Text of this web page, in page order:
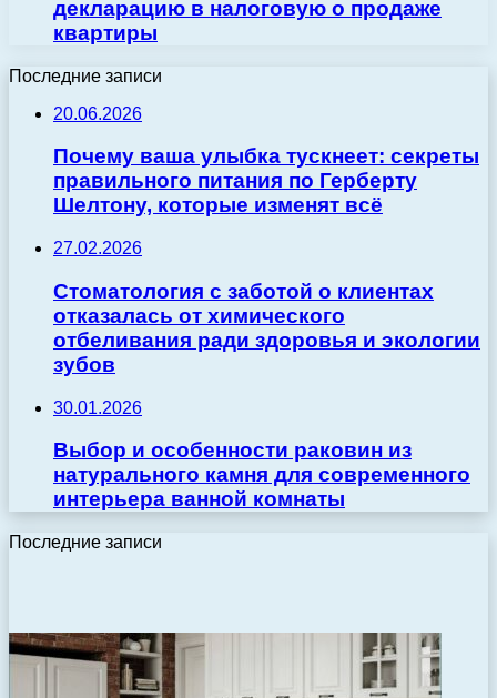
декларацию в налоговую о продаже
квартиры
Последние записи
20.06.2026
Почему ваша улыбка тускнеет: секреты
правильного питания по Герберту
Шелтону, которые изменят всё
27.02.2026
Стоматология с заботой о клиентах
отказалась от химического
отбеливания ради здоровья и экологии
зубов
30.01.2026
Выбор и особенности раковин из
натурального камня для современного
интерьера ванной комнаты
Последние записи